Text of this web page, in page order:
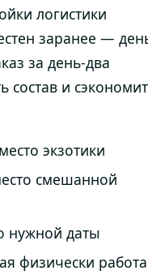
логистики
заранее —
за день-два
состав и
экзотики
смешанной
нужной даты
физически